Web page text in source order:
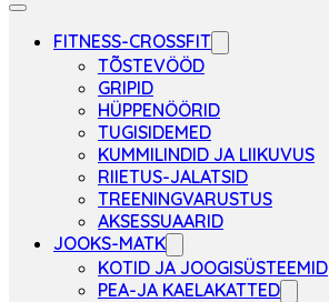
FITNESS-CROSSFIT
TÕSTEVÖÖD
GRIPID
HÜPPENÖÖRID
TUGISIDEMED
KUMMILINDID JA LIIKUVUS
RIIETUS-JALATSID
TREENINGVARUSTUS
AKSESSUAARID
JOOKS-MATK
KOTID JA JOOGISÜSTEEMID
PEA-JA KAELAKATTED